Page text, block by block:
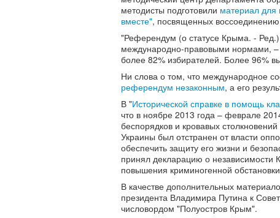
методисты подготовили материал для
вместе", посвященных
"Референдум (о статусе Крыма. -
международно-правовыми нормами, –
более 82% избирателей. Более 96%
Ни слова о том, что международное
референдум незаконным, а его
В "Исторической справке в помощь
что в ноябре 2013 года – феврале
беспорядков и кровавых
Украины был отстранен от власти
обеспечить защиту его жизни и
принял декларацию о независимости
повышения криминогенной
В качестве дополнительных
президента Владимира Путина к
числовордом "Полуостров Крым".